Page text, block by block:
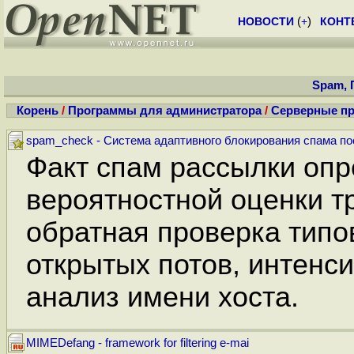
НОВОСТИ (+)
Spam,
Корень / Программы для администратора/ Серверные
spam_check - Система адаптивного блокирования спама
Факт спам рассылки
вероятностной оценки
обратная проверка
открытых потов,
анализ имени хоста.
MIMEDefang - framework for filtering e-mai